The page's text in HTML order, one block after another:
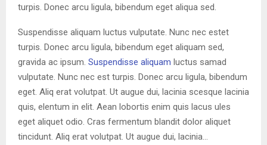
turpis. Donec arcu ligula, bibendum eget aliqua sed.
Suspendisse aliquam luctus vulputate. Nunc nec estet
turpis. Donec arcu ligula, bibendum eget aliquam sed,
gravida ac ipsum. Suspendisse aliquam luctus samad
vulputate. Nunc nec est turpis. Donec arcu ligula, bibendum
eget. Aliq erat volutpat. Ut augue dui, lacinia scesque lacinia
quis, elentum in elit. Aean lobortis enim quis lacus ules
eget aliquet odio. Cras fermentum blandit dolor aliquet
tincidunt. Aliq erat volutpat. Ut augue dui, lacinia…